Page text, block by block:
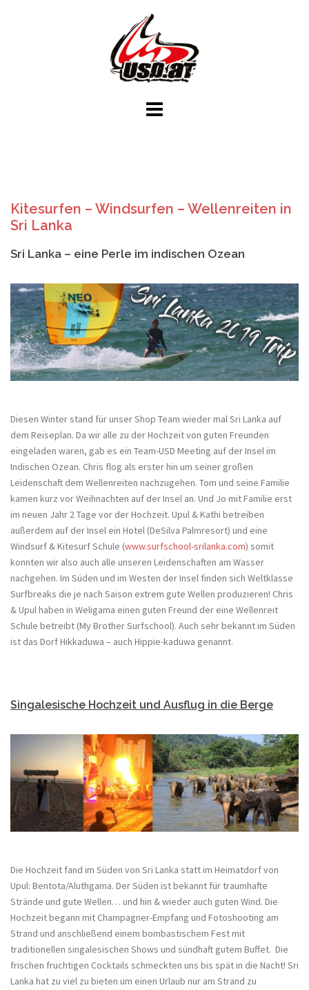
Kitesurfen – Windsurfen – Wellenreiten in
Sri Lanka
Sri Lanka – eine Perle im indischen Ozean
Diesen Winter stand für unser Shop Team wieder mal Sri Lanka auf
dem Reiseplan. Da wir alle zu der Hochzeit von guten Freunden
eingeladen waren, gab es ein Team-USD Meeting auf der Insel im
Indischen Ozean. Chris flog als erster hin um seiner großen
Leidenschaft dem Wellenreiten nachzugehen. Tom und seine Familie
kamen kurz vor Weihnachten auf der Insel an. Und Jo mit Familie erst
im neuen Jahr 2 Tage vor der Hochzeit. Upul & Kathi betreiben
außerdem auf der Insel ein Hotel (DeSilva Palmresort) und eine
Windsurf & Kitesurf Schule (www.surfschool-srilanka.com) somit
konnten wir also auch alle unseren Leidenschaften am Wasser
nachgehen. Im Süden und im Westen der Insel finden sich Weltklasse
Surfbreaks die je nach Saison extrem gute Wellen produzieren! Chris
& Upul haben in Weligama einen guten Freund der eine Wellenreit
Schule betreibt (My Brother Surfschool). Auch sehr bekannt im Süden
ist das Dorf Hikkaduwa – auch Hippie-kaduwa genannt.
Singalesische Hochzeit und Ausflug in die Berge
Die Hochzeit fand im Süden von Sri Lanka statt im Heimatdorf von
Upul: Bentota/Aluthgama. Der Süden ist bekannt für traumhafte
Strände und gute Wellen… und hin & wieder auch guten Wind. Die
Hochzeit begann mit Champagner-Empfang und Fotoshooting am
Strand und anschließend einem bombastischem Fest mit
traditionellen singalesischen Shows und sündhaft gutem Buffet. Die
frischen fruchtigen Cocktails schmeckten uns bis spät in die Nacht! Sri
Lanka hat zu viel zu bieten um einen Urlaub nur am Strand zu